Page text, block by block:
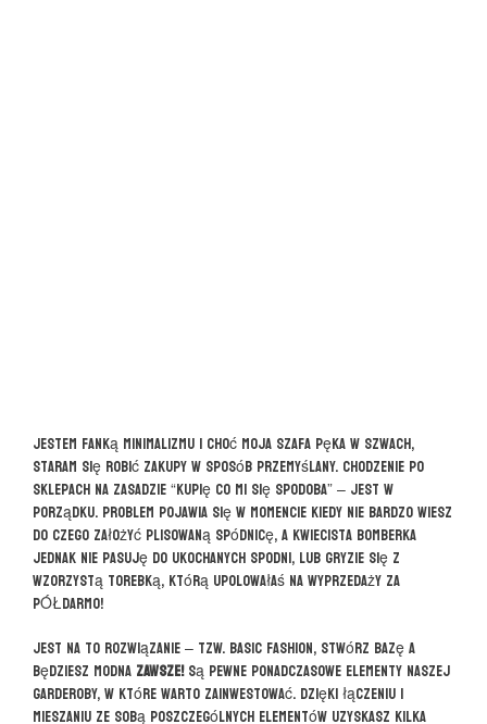
Jestem fanką minimalizmu i choć moja szafa pęka w szwach,
staram się robić zakupy w sposób przemyślany. Chodzenie po
sklepach na zasadzie “kupię co mi się spodoba” – jest w
porządku. Problem pojawia się w momencie kiedy nie bardzo wiesz
do czego założyć plisowaną spódnicę, a kwiecista bomberka
jednak nie pasuję do ukochanych spodni, lub gryzie się z
wzorzystą torebką, którą upolowałaś na wyprzedaży za
PÓŁDARMO!
Jest na to rozwiązanie – tzw. basic fashion, stwórz bazę a
będziesz modna ZAWSZE!Są pewne ponadczasowe elementy naszej
garderoby, w które warto zainwestować. Dzięki łączeniu i
mieszaniu ze sobą poszczególnych elementów uzyskasz kilka